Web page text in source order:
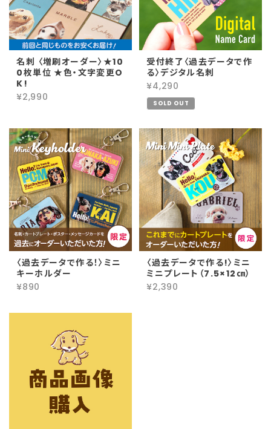
名刺 〈増刷オーダー〉★10
0枚単位 ★色・文字変更O
K!
¥2,990
受付終了〈過去データで作
る〉デジタル名刺
¥4,290
SOLD OUT
〈過去データで作る！〉ミニ
キーホルダー
¥890
〈過去データで作る!〉ミニ
ミニプレート（7.5×12㎝）
¥2,390